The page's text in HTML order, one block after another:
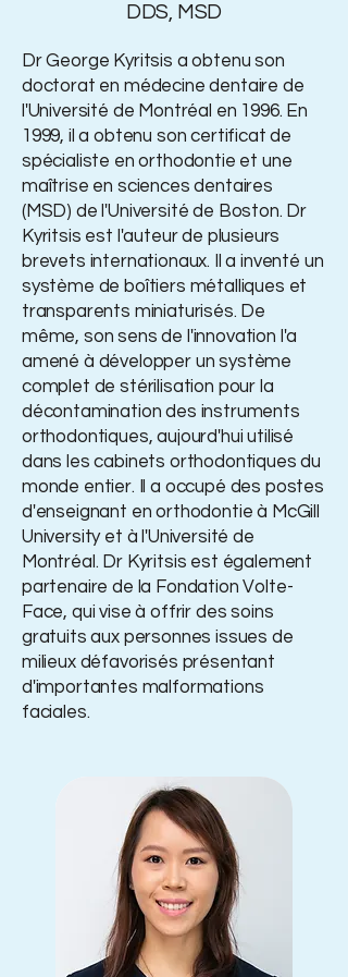
DDS, MSD
Dr George Kyritsis a obtenu son
doctorat en médecine dentaire de
l'Université de Montréal en 1996. En
1999, il a obtenu son certificat de
spécialiste en orthodontie et une
maîtrise en sciences dentaires
(MSD) de l'Université de Boston. Dr
Kyritsis est l'auteur de plusieurs
brevets internationaux. Il a inventé un
système de boîtiers métalliques et
transparents miniaturisés. De
même, son sens de l'innovation l'a
amené à développer un système
complet de stérilisation pour la
décontamination des instruments
orthodontiques, aujourd'hui utilisé
dans les cabinets orthodontiques du
monde entier. Il a occupé des postes
d'enseignant en orthodontie à McGill
University et à l'Université de
Montréal. Dr Kyritsis est également
partenaire de la Fondation Volte-
Face, qui vise à offrir des soins
gratuits aux personnes issues de
milieux défavorisés présentant
d'importantes malformations
faciales.